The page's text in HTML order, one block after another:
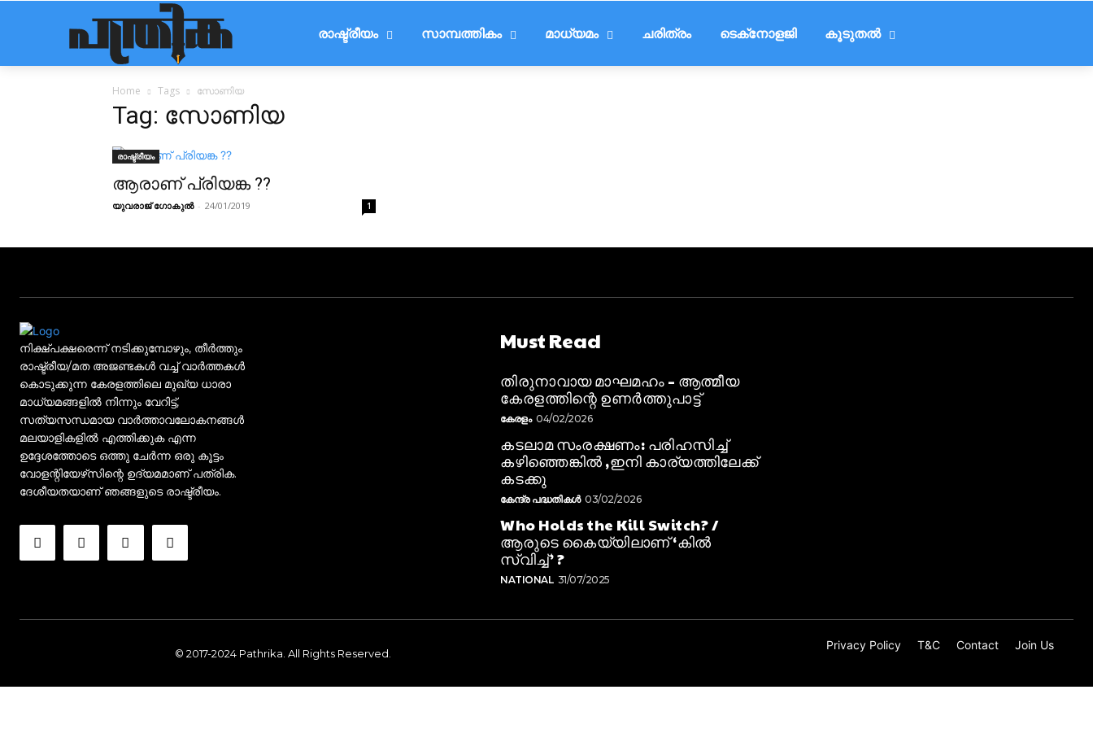
രാഷ്ട്രീയം സാമ്പത്തികം മാധ്യമം ചരിത്രം ടെക്‌നോളജി കൂടുതൽ
Home Tags സോണിയ
Tag: സോണിയ
രാഷ്ട്രീയം
ആരാണ് പ്രിയങ്ക ??
യുവരാജ് ഗോകുൽ - 24/01/2019 1
നിക്ഷ്പക്ഷരെന്ന് നടിക്കുമ്പോഴും, തീർത്തും
രാഷ്ട്രീയ/മത അജണ്ടകൾ വച്ച് വാർത്തകൾ
കൊടുക്കുന്ന കേരളത്തിലെ മുഖ്യ ധാരാ
മാധ്യമങ്ങളിൽ നിന്നും വേറിട്ട്,
സത്യസന്ധമായ വാർത്താവലോകനങ്ങൾ
മലയാളികളിൽ എത്തിക്കുക എന്ന
ഉദ്ദേശത്തോടെ ഒത്തു ചേർന്ന ഒരു കൂട്ടം
വോളന്റിയേഴ്‌സിന്റെ ഉദ്യമമാണ് പത്രിക.
ദേശീയതയാണ് ഞങ്ങളുടെ രാഷ്ട്രീയം.
Must Read
തിരുനാവായ മാഘമഹം – ആത്മീയ
കേരളത്തിന്റെ ഉണർത്തുപാട്ട്
കേരളം 04/02/2026
കടലാമ സംരക്ഷണം: പരിഹസിച്ച്
കഴിഞ്ഞെങ്കിൽ ,ഇനി കാര്യത്തിലേക്ക്
കടക്കു
കേന്ദ്ര പദ്ധതികൾ 03/02/2026
Who Holds the Kill Switch? /
ആരുടെ കൈയ്യിലാണ് ‘കിൽ
സ്വിച്ച്’ ?
NATIONAL 31/07/2025
© 2017-2024 Pathrika. All Rights Reserved.
Privacy Policy T&C Contact Join Us